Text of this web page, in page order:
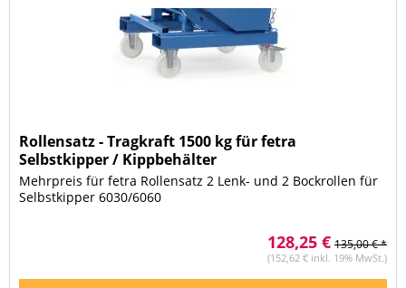
Rollensatz - Tragkraft 1500 kg für fetra
Selbstkipper / Kippbehälter
Mehrpreis für fetra Rollensatz 2 Lenk- und 2 Bockrollen für
Selbstkipper 6030/6060
128,25 € 135,00 € *
(152,62 € inkl. 19% MwSt.)